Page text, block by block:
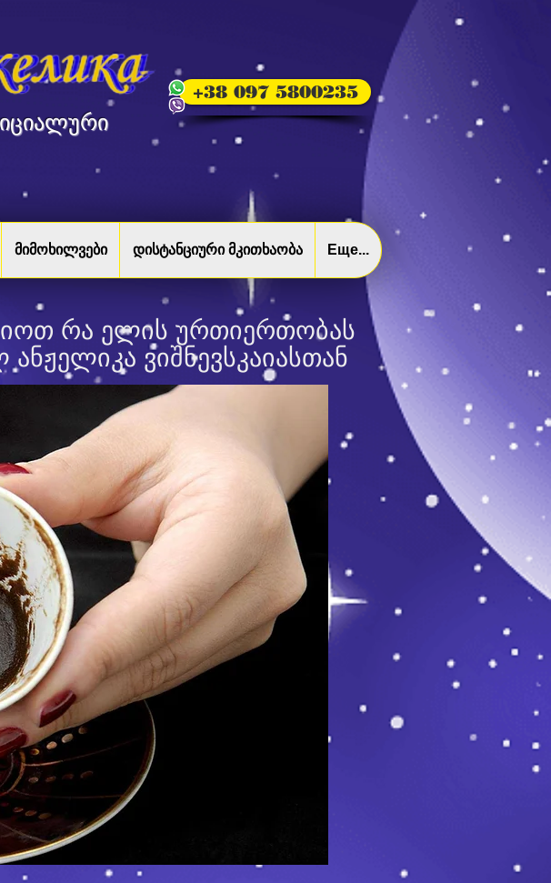
+38 097 5800235
მიმოხილვები დისტანციური მკითხაობა Еще...
რა ელის ურთიერთობას
ვიშნევსკაიასთან